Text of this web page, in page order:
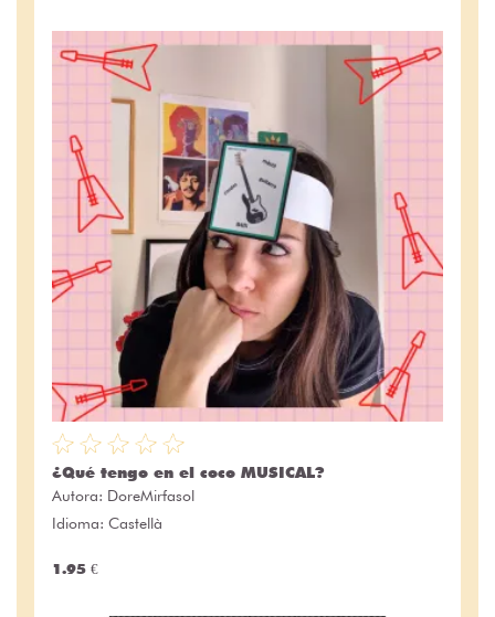
¿Qué tengo en el coco MUSICAL?
Autora: DoreMirfasol
Idioma: Castellà
1.95 €